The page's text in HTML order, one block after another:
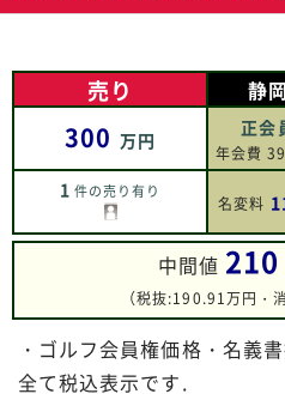
売り
300 万円
1 件の売り有り
静岡
正会
年会費
名変料
中間値 210
（税抜:190.91万円・
・ゴルフ会員権価格・名義
全て税込表示です.